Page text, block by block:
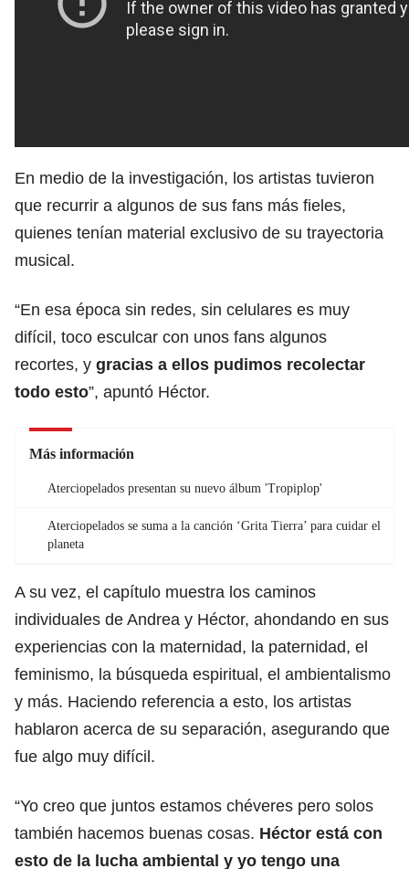
En medio de la investigación, los artistas tuvieron
que recurrir a algunos de sus fans más fieles,
quienes tenían material exclusivo de su trayectoria
musical.
“En esa época sin redes, sin celulares es muy
difícil, toco esculcar con unos fans algunos
recortes, y gracias a ellos pudimos recolectar
todo esto”, apuntó Héctor.
Más información
Aterciopelados presentan su nuevo álbum 'Tropiplop'
Aterciopelados se suma a la canción ‘Grita Tierra’ para cuidar el
planeta
A su vez, el capítulo muestra los caminos
individuales de Andrea y Héctor, ahondando en sus
experiencias con la maternidad, la paternidad, el
feminismo, la búsqueda espiritual, el ambientalismo
y más. Haciendo referencia a esto, los artistas
hablaron acerca de su separación, asegurando que
fue algo muy difícil.
“Yo creo que juntos estamos chéveres pero solos
también hacemos buenas cosas. Héctor está con
esto de la lucha ambiental y yo tengo una